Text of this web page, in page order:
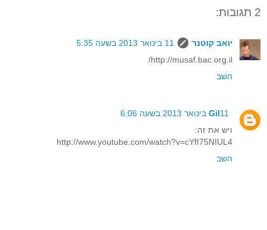
2 תגובות:
יואב קוטנר
11 בינואר 2013 בשעה 5:35
http://musaf.bac.org.il/
השב
Gil11 בינואר 2013 בשעה 6:06
ויש את זה:
http://www.youtube.com/watch?v=cYfI75NIUL4
השב